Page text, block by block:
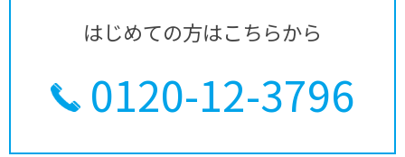
はじめての方はこちらから
0120-12-3796